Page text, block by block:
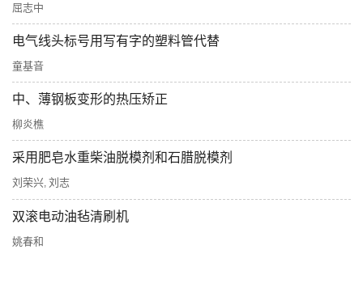
屈志中
电气线头标号用写有字的塑料管代替
童基音
中、薄钢板变形的热压矫正
柳炎樵
采用肥皂水重柴油脱模剂和石腊脱模剂
刘荣兴 刘志
双滚电动油毡清刷机
姚春和